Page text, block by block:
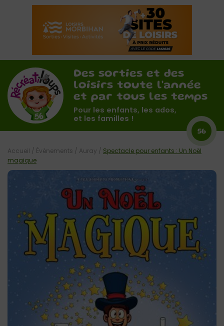
Des sorties et des
loisirs toute l'année
et par tous les temps
Pour les enfants, les ados,
et les familles !
56
Accueil / Évènements / Auray / Spectacle pour enfants : Un Noël
magique